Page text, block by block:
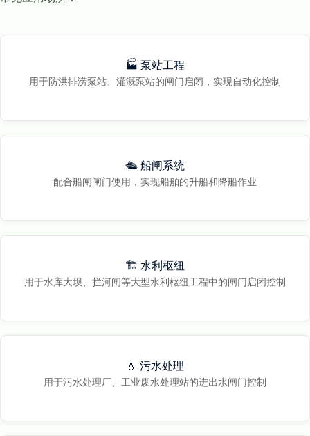
🏭 泵站工程
用于防洪排涝泵站、灌溉泵站的闸门启闭，实现自动化控制
🛳️ 船闸系统
配合船闸闸门使用，实现船舶的升船和降船作业
🏗️ 水利枢纽
用于水库大坝、拦河闸等大型水利枢纽工程中的闸门启闭控制
💧 污水处理
用于污水处理厂、工业废水处理站的进出水闸门控制